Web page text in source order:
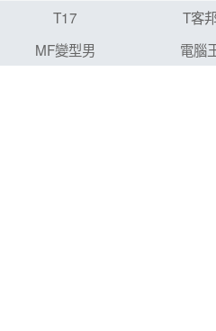
T17 T客
MF變型男
電腦